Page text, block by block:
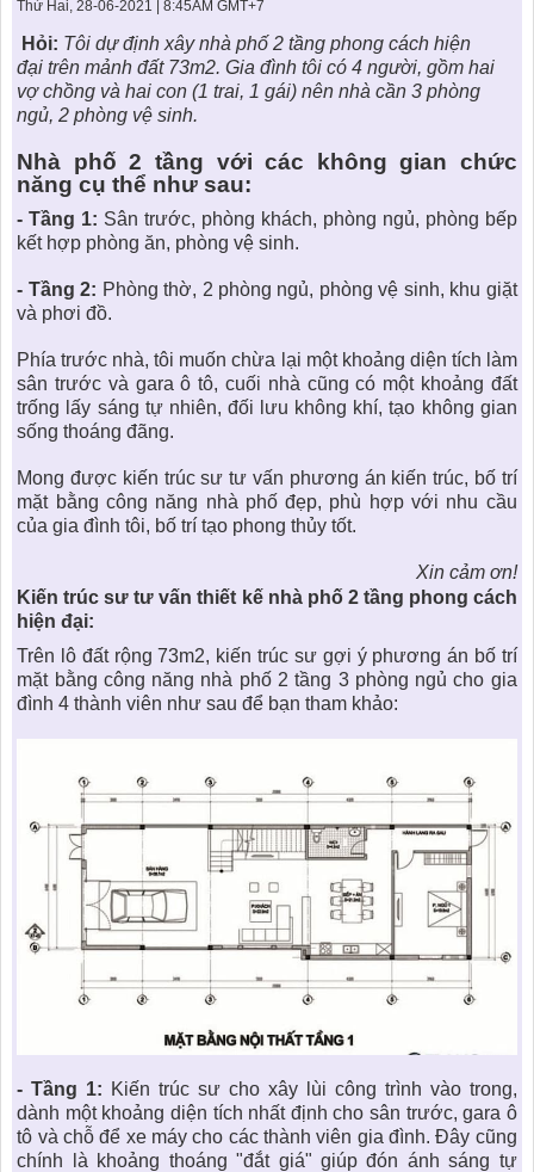
THÀNH ĐÔNG VỚI XÃ HÔI
BẮC
THƯ VIỆN PHÁP LUẬT
LIÊN HỆ & GIẢI ĐÁP
KIẾN TRÚC & PHONG THUỶ
TIN TỨC CÔNG TY
TIN TỨC TỔNG HỢP
Thứ Hai, 28-06-2021 | 8:45AM GMT+7
Hỏi: Tôi dự địnhxây nhà phố 2 tầng phong cách hiện
đại trên mảnh đất 73m2. Gia đình tôi có 4 người, gồm hai
vợ chồng và hai con (1 trai, 1 gái) nên nhà cần 3 phòng
ngủ, 2 phòng vệ sinh.
Nhà phố 2 tầng với các không gian chức
năng cụ thể như sau:
- Tầng 1: Sân trước, phòng khách, phòng ngủ, phòng bếp
kết hợp phòng ăn, phòng vệ sinh.
- Tầng 2: Phòng thờ, 2 phòng ngủ, phòng vệ sinh, khu giặt
và phơi đồ.
Phía trước nhà, tôi muốn chừa lại một khoảng diện tích làm
sân trước và gara ô tô, cuối nhà cũng có một khoảng đất
trống lấy sáng tự nhiên, đối lưu không khí, tạo không gian
sống thoáng đãng.
Mong được kiến trúc sư tư vấn phương án kiến trúc, bố trí
mặt bằng công năng nhà phố đẹp, phù hợp với nhu cầu
của gia đình tôi, bố trí tạo phong thủy tốt.
Xin cảm ơn!
Kiến trúc sư tư vấn thiết kế nhà phố 2 tầng phong cách
hiện đại:
Trên lô đất rộng 73m2, kiến trúc sư gợi ý phương án bố trí
mặt bằng công năng nhà phố 2 tầng 3 phòng ngủ cho gia
đình 4 thành viên như sau để bạn tham khảo:
- Tầng 1: Kiến trúc sư cho xây lùi công trình vào trong,
dành một khoảng diện tích nhất định cho sân trước, gara ô
tô và chỗ để xe máy cho các thành viên gia đình. Đây cũng
chính là khoảng thoáng "đắt giá" giúp đón ánh sáng tự